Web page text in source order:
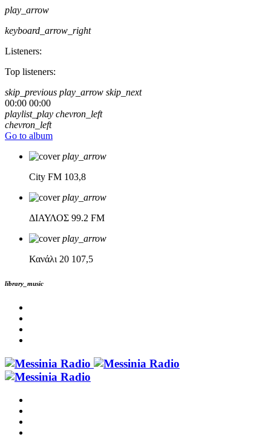
play_arrow
keyboard_arrow_right
Listeners:
Top listeners:
skip_previous play_arrow skip_next
00:00 00:00
playlist_play chevron_left
chevron_left
Go to album
play_arrow
City FM 103,8
play_arrow
ΔΙΑΥΛΟΣ 99.2 FM
play_arrow
Κανάλι 20 107,5
library_music